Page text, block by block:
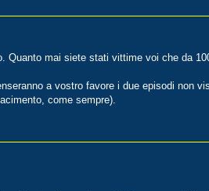
Quanto mai siete stati vittime voi che da
a vostro favore i due episodi non
come sempre).